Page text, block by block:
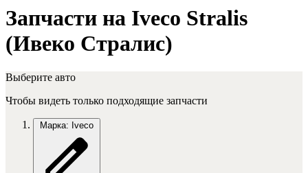
Запчасти на Iveco Stralis
(Ивеко Стралис)
Выберите авто
Чтобы видеть только подходящие запчасти
Марка: Iveco